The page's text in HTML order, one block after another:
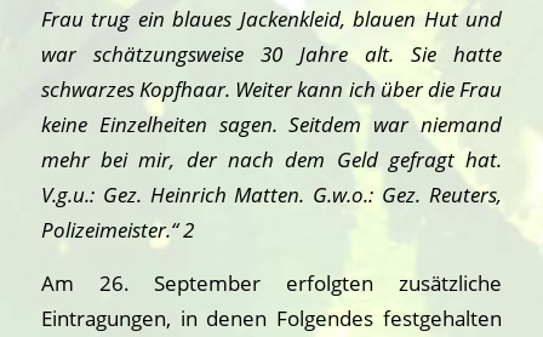
Frau trug ein blaues Jackenkleid, blauen Hut und
war schätzungsweise 30 Jahre alt. Sie hatte
schwarzes Kopfhaar. Weiter kann ich über die Frau
keine Einzelheiten sagen. Seitdem war niemand
mehr bei mir, der nach dem Geld gefragt hat.
V.g.u.: Gez. Heinrich Matten. G.w.o.: Gez. Reuters,
Polizeimeister.“ 2
Am 26. September erfolgten zusätzliche
Eintragungen, in denen Folgendes festgehalten